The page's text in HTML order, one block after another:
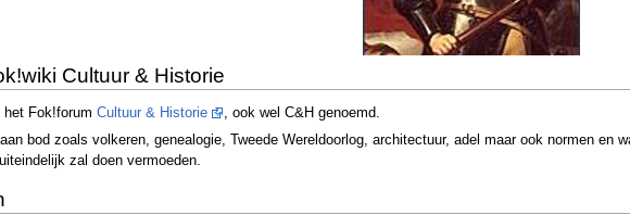
Cultuur & Historie
Fok!forum Cultuur & Historie
, ook wel C&H genoemd.
bod zoals volkeren, genealogie, Tweede Wereldoorlog, architectuur, adel maar ook normen en
zal doen vermoeden.